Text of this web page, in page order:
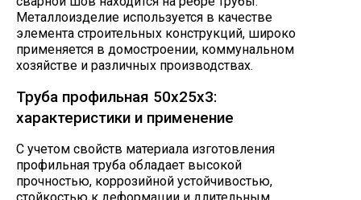
Металлоизделие используется в качестве
элемента строительных конструкций, широко
применяется в домостроении, коммунальном
хозяйстве и различных производствах.
Труба профильная 50х25х3:
характеристики и применение
С учетом свойств материала изготовления
профильная труба обладает высокой
прочностью, коррозийной устойчивостью,